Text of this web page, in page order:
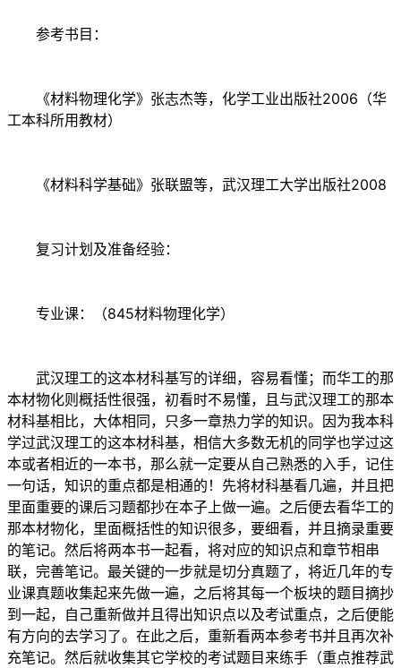
参考书目：
《材料物理化学》张志杰等，化学工业出版社2006（华
工本科所用教材）
《材料科学基础》张联盟等，武汉理工大学出版社2008
复习计划及准备经验：
专业课：（845材料物理化学）
武汉理工的这本材科基写的详细，容易看懂；而华工的那
本材物化则概括性很强，初看时不易懂，且与武汉理工的那本
材科基相比，大体相同，只多一章热力学的知识。因为我本科
学过武汉理工的这本材科基，相信大多数无机的同学也学过这
本或者相近的一本书，那么就一定要从自己熟悉的入手，记住
一句话，知识的重点都是相通的！先将材科基看几遍，并且把
里面重要的课后习题都抄在本子上做一遍。之后便去看华工的
那本材物化，里面概括性的知识很多，要细看，并且摘录重要
的笔记。然后将两本书一起看，将对应的知识点和章节相串
联，完善笔记。最关键的一步就是切分真题了，将近几年的专
业课真题收集起来先做一遍，之后将其每一个板块的题目摘抄
到一起，自己重新做并且得出知识点以及考试重点，之后便能
有方向的去学习了。在此之后，重新看两本参考书并且再次补
充笔记。然后就收集其它学校的考试题目来练手（重点推荐武